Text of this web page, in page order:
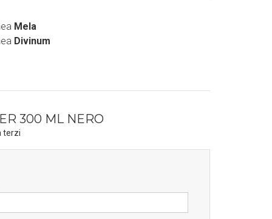
Mela
Divinum
300 ML NERO
terzi